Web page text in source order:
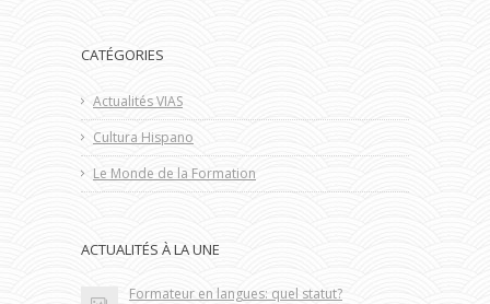
CATÉGORIES
Actualités VIAS
Cultura Hispano
Le Monde de la Formation
ACTUALITÉS À LA UNE
Formateur en langues: quel statut?